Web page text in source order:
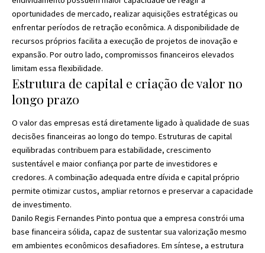
oportunidades de mercado, realizar aquisições estratégicas ou
enfrentar períodos de retração econômica. A disponibilidade de
recursos próprios facilita a execução de projetos de inovação e
expansão. Por outro lado, compromissos financeiros elevados
limitam essa flexibilidade.
Estrutura de capital e criação de valor no
longo prazo
O valor das empresas está diretamente ligado à qualidade de suas
decisões financeiras ao longo do tempo. Estruturas de capital
equilibradas contribuem para estabilidade, crescimento
sustentável e maior confiança por parte de investidores e
credores. A combinação adequada entre dívida e capital próprio
permite otimizar custos, ampliar retornos e preservar a capacidade
de investimento.
Danilo Regis Fernandes Pinto pontua que a empresa constrói uma
base financeira sólida, capaz de sustentar sua valorização mesmo
em ambientes econômicos desafiadores. Em síntese, a estrutura